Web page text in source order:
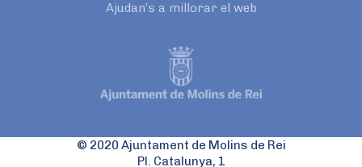
Ajudan’s a millorar el web
© 2020 Ajuntament de Molins de Rei
Pl. Catalunya, 1